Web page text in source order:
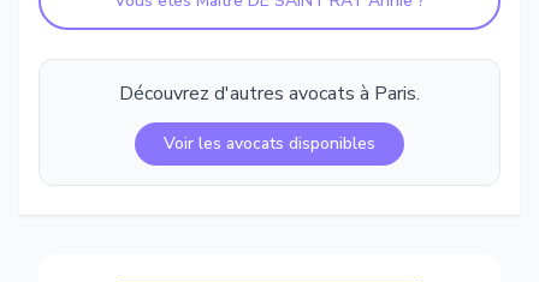
Découvrez d'autres avocats à Paris.
Voir les avocats disponibles